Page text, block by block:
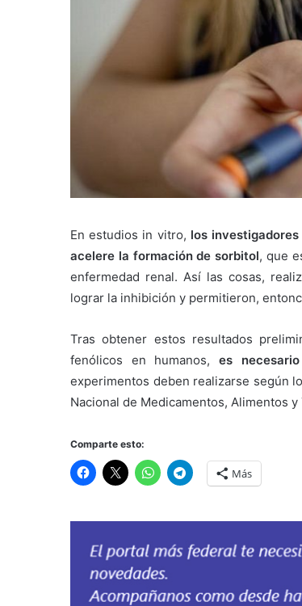
En estudios in vitro, los
acelere la formación de sorbitol, que
enfermedad renal. Así las cosas,
lograr la inhibición y permitieron,
Tras obtener estos resultados
fenólicos en humanos,es
experimentos deben realizarse según
Nacional de Medicamentos, Alimentos
Comparte esto:
Más